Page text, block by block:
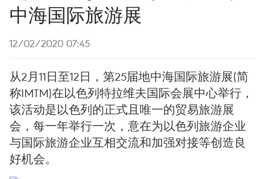
中海国际旅游展
12/02/2020 07:45
从2月11日至12日，第25届地中海国际旅游展(简
称IMTM)在以色列特拉维夫国际会展中心举行，
该活动是以色列的正式且唯一的贸易旅游展
会，每一年举行一次，意在为以色列旅游企业
与国际旅游企业互相交流和加强对接等创造良
好机会。